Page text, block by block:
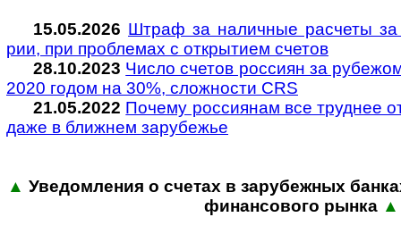
15.05.2026 Штраф за наличные расчеты
рии, при про­б­ле­мах с откры­ти­ем счетов
28.10.2023 Число счетов рос­си­ян за
2020 го­дом на 30%, слож­но­сти CRS
21.05.2022 Почему россиянам все труднее
даже в ближ­нем зару­бежье
▲ Уведомления о счетах в зарубежных
финан­со­вого рынка ▲